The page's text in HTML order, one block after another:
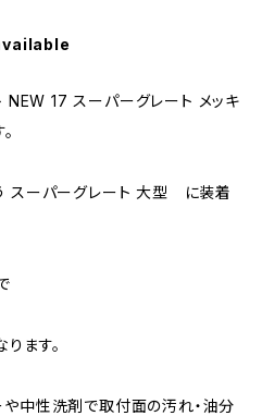
17 スーパーグレート メッキ
ーパーグレート 大型 に装着
ます。
中性洗剤で取付面の汚れ・油分